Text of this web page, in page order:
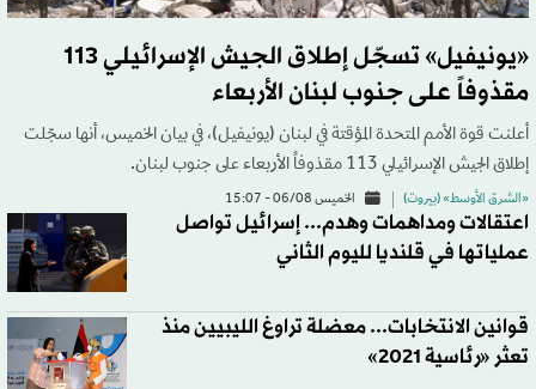
«يونيفيل» تسجّل إطلاق الجيش الإسرائيلي 113
مقذوفاً على جنوب لبنان الأربعاء
أعلنت قوة الأمم المتحدة المؤقتة في لبنان (يونيفيل)، في بيان الخميس، أنها سجّلت
إطلاق الجيش الإسرائيلي 113 مقذوفاً الأربعاء على جنوب لبنان.
«الشرق الأوسط» (بيروت) الخميس 06/08 - 15:07
اعتقالات ومداهمات وهدم... إسرائيل تواصل
عملياتها في قلنديا لليوم الثاني
قوانين الانتخابات... معضلة تراوغ الليبيين منذ
تعثر «رئاسية 2021»